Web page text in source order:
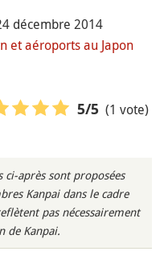
décembre 2014
et aéroports au Japon
5/5 (1 vote)
ci-après sont proposées
Kanpai dans le cadre
pas nécessairement
de Kanpai.